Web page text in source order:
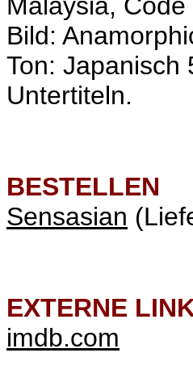
Bild:
Ton: Japanisch
Untertiteln.
BESTELLEN
Sensasian
EXTERNE
imdb.com